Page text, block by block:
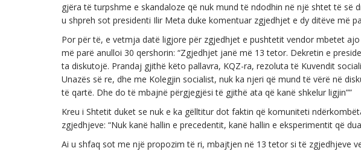
gjëra të turpshme e skandaloze që nuk mund të ndodhin në një shtet të së
u shpreh sot presidenti Ilir Meta duke komentuar zgjedhjet e dy ditëve më
Por për të, e vetmja datë ligjore për zgjedhjet e pushtetit vendor mbetet
më parë anulloi 30 qershorin: “Zgjedhjet janë më 13 tetor. Dekretin e
ta diskutojë. Prandaj gjithë këto pallavra, KQZ-ra, rezoluta të Kuvendit
Unazës së re, dhe me Kolegjin socialist, nuk ka njeri që mund të vërë në
të qartë. Dhe do të mbajnë përgjegjësi të gjithë ata që kanë shkelur ligjin””
Kreu i Shtetit duket se nuk e ka gëlltitur dot faktin që komuniteti
zgjedhjeve: “Nuk kanë hallin e precedentit, kanë hallin e eksperimentit që
Ai u shfaq sot me një propozim të ri, mbajtjen në 13 tetor si të zgjedhjeve